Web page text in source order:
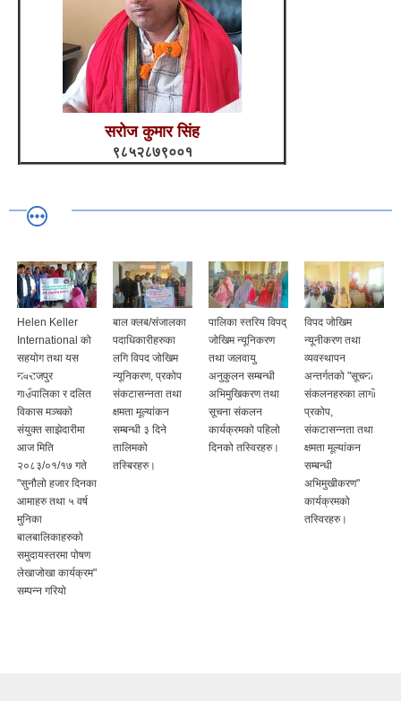
सरोज कुमार सिंह
९८५२८७९००१
Helen Keller
International को
सहयोग तथा यस
नवराजपुर
गाउँपालिका र दलित
विकास मञ्चको
संयुक्त साझेदारीमा
आज मिति
२०८३/०१/१७ गते
"सुनौलो हजार दिनका
आमाहरु तथा ५ वर्ष
मुनिका
बालबालिकाहरुको
समुदायस्तरमा पोषण
लेखाजोखा कार्यक्रम"
सम्पन्न गरियो
बाल क्लब/संजालका
पदाधिकारीहरुका
लगि विपद जोखिम
न्यूनिकरण, प्रकोप
संकटासन्नता तथा
क्षमता मूल्यांकन
सम्बन्धी ३ दिने
तालिमको
तस्बिरहरु।
पालिका स्तरिय विपद्
जोखिम न्यूनिकरण
तथा जलवायु
अनुकुलन सम्बन्धी
अभिमुखिकरण तथा
सूचना संकलन
कार्यक्रमको पहिलो
दिनको तस्विरहरु।
विपद जोखिम
न्यूनीकरण तथा
व्यवस्थापन
अन्तर्गतको "सूचना
संकलनहरुका लागी
प्रकोप,
संकटासन्नता तथा
क्षमता मूल्यांकन
सम्बन्धी
अभिमुखीकरण"
कार्यक्रमको
तस्विरहरु।